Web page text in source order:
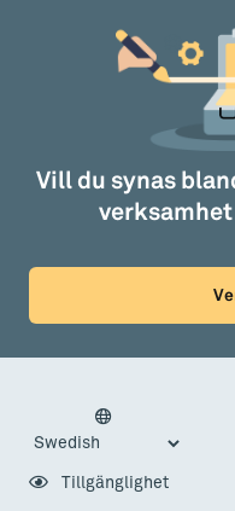
Vill du synas
Tillgänglighet